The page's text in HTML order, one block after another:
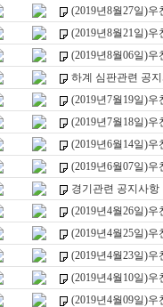
(2019년8월27일)
(2019년8월21일)
(2019년8월06일)
하계 심판관련 공
(2019년7월19일)
(2019년7월18일)
(2019년6월14일)
(2019년6월07일)
경기관련 공지사항
(2019년4월26일)
(2019년4월25일)
(2019년4월23일)
(2019년4월10일)
(2019년4월09일)